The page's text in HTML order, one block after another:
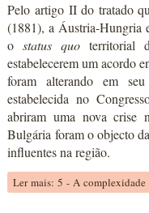
Pelo artigo II do tratado
(1881), a Áustria-Hungria
ostatus quo territorial
estabelecerem um acordo
foram alterando em
estabelecida no
abriram uma nova crise
Bulgária foram o objecto
influentes na região.
Ler mais: 5 - A complexidade